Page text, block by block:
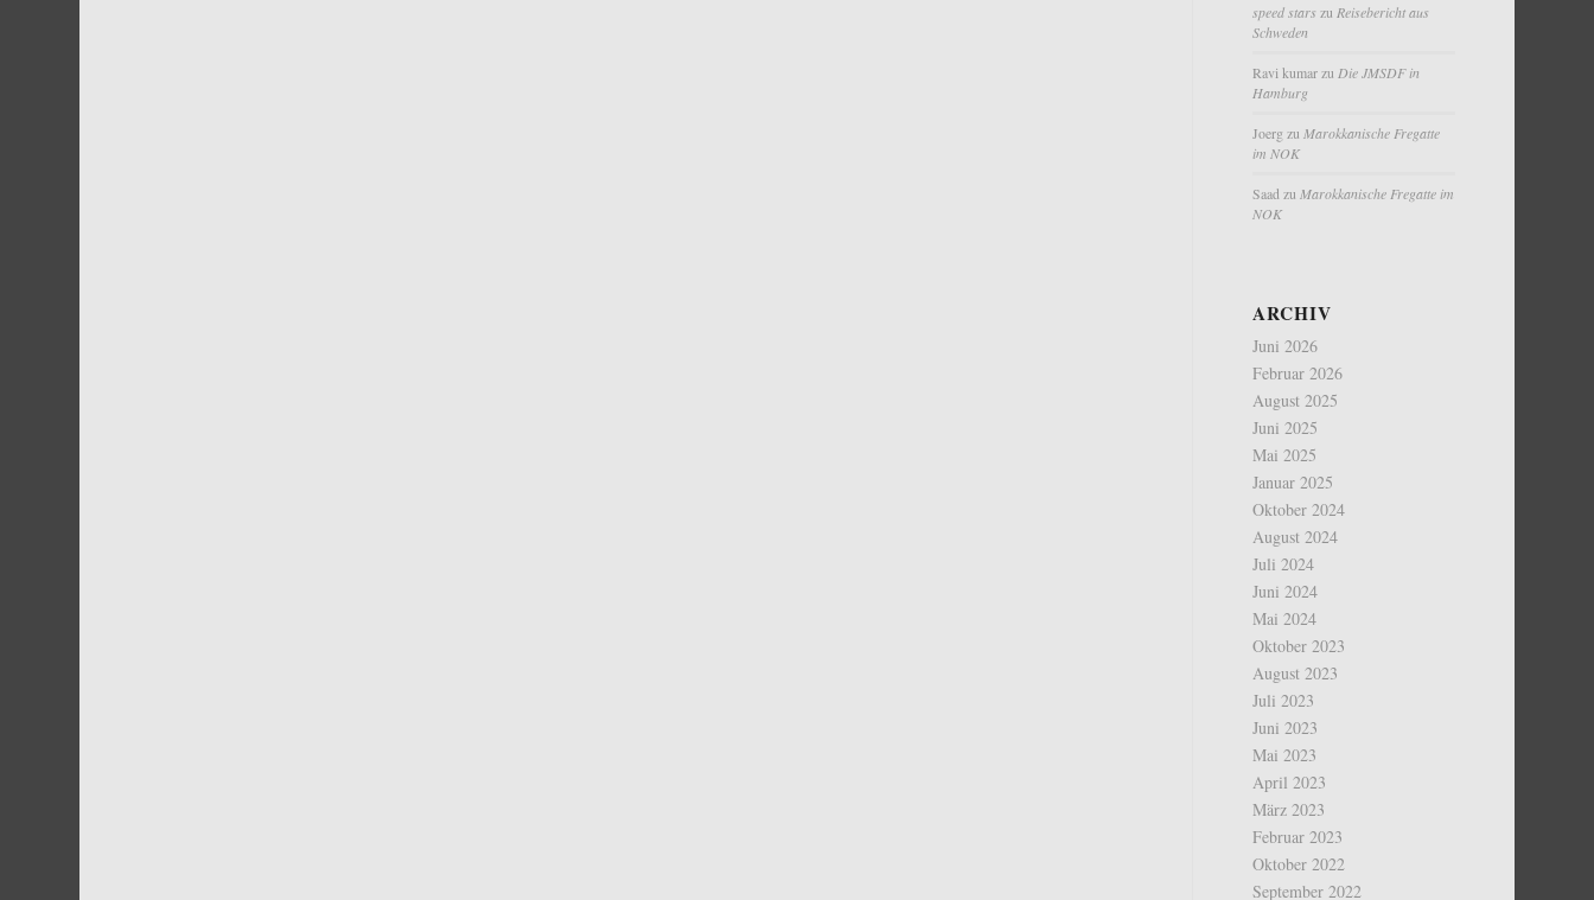
speed stars zu Reisebericht aus
Schweden
Ravi kumarzu Die JMSDF in
Hamburg
Joerg zu Marokkanische Fregatte
im NOK
Saad zu Marokkanische Fregatte im
NOK
ARCHIV
Juni 2026
Februar 2026
August 2025
Juni 2025
Mai 2025
Januar 2025
Oktober 2024
August 2024
Juli 2024
Juni 2024
Mai 2024
Oktober 2023
August 2023
Juli 2023
Juni 2023
Mai 2023
April 2023
März 2023
Februar 2023
Oktober 2022
September 2022